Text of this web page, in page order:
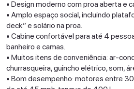
• Design moderno com proa aberta e
• Amplo espaço social, incluindo
deck” e solário na proa.
• Cabine confortável para até 4
banheiro e camas.
• Muitos itens de conveniência: ar-
churrasqueira, guincho elétrico, som,
• Bom desempenho: motores entre